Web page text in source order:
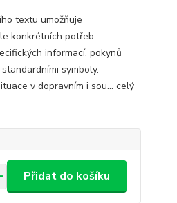
textu umožňuje
konkrétních potřeb
informací, pokynů
symboly.
v dopravním i sou... celý
Přidat do košíku